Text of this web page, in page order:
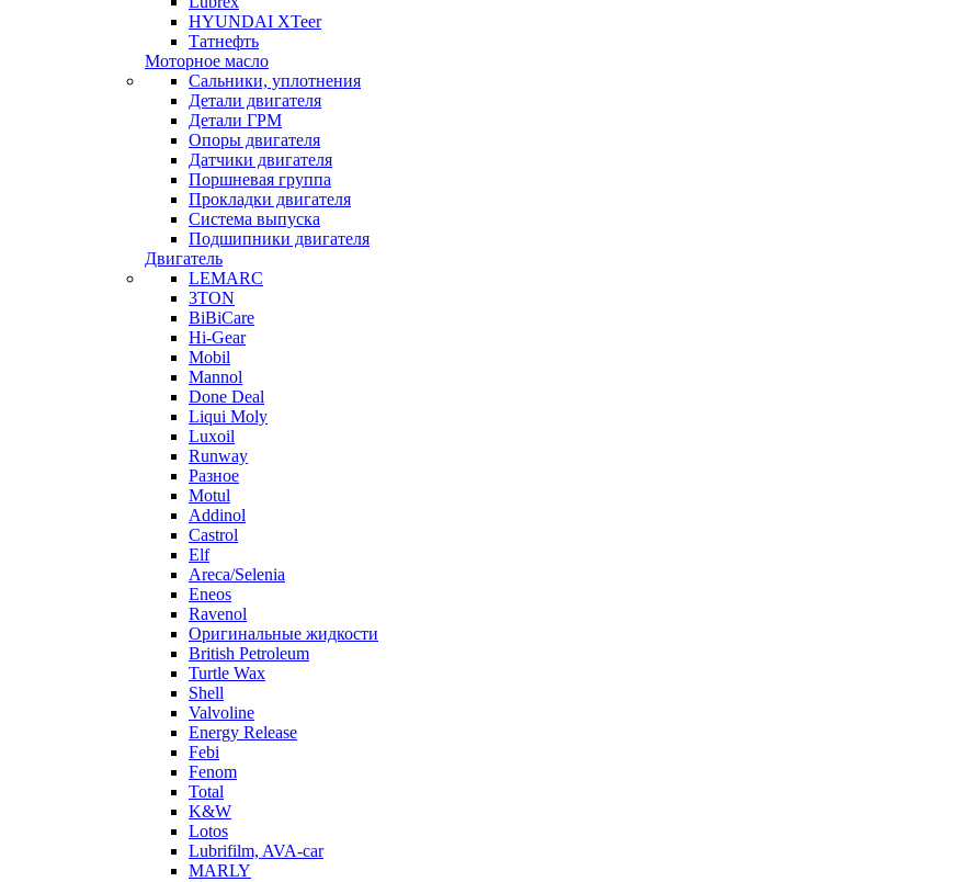
HYUNDAI XTeer
Татнефть
Моторное масло
Сальники, уплотнения
Детали двигателя
Детали ГРМ
Опоры двигателя
Датчики двигателя
Поршневая группа
Прокладки двигателя
Система выпуска
Подшипники двигателя
Двигатель
LEMARC
3TON
BiBiCare
Hi-Gear
Mobil
Mannol
Done Deal
Liqui Moly
Luxoil
Runway
Разное
Motul
Addinol
Castrol
Elf
Areca/Selenia
Eneos
Ravenol
Оригинальные жидкости
British Petroleum
Turtle Wax
Shell
Valvoline
Energy Release
Febi
Fenom
Total
K&W
Lotos
Lubrifilm, AVA-car
MARLY